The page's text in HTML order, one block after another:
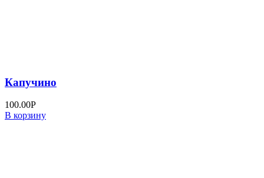
Капучино
100.00Р
В корзину